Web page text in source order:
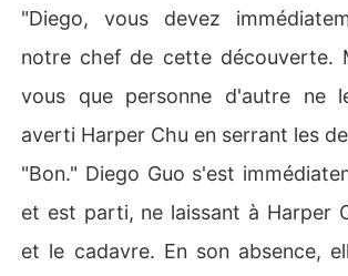
"Diego, vous devez
notre chef de cette découverte.
vous que personne d'autre ne
averti Harper Chu en serrant les
"Bon." Diego Guo s'est
et est parti, ne laissant à Harper
et le cadavre. En son absence,